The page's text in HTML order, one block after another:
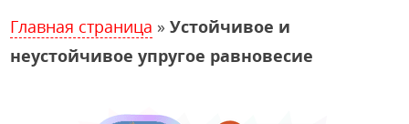
Главная страница »Устойчивое и
неустойчивое упругое равновесие